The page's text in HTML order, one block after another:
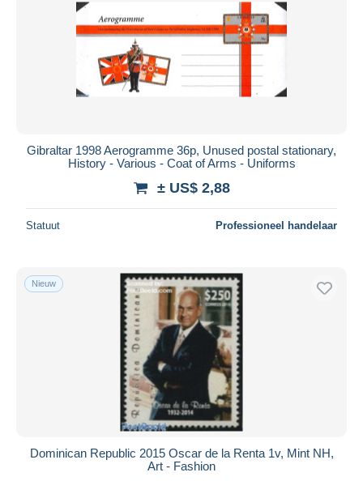
Gibraltar 1998 Aerogramme 36p, Unused postal stationary,
History - Various - Coat of Arms - Uniforms
± US$ 2,88
Statuut Professioneel handelaar
Nieuw
Dominican Republic 2015 Oscar de la Renta 1v, Mint NH,
Art - Fashion